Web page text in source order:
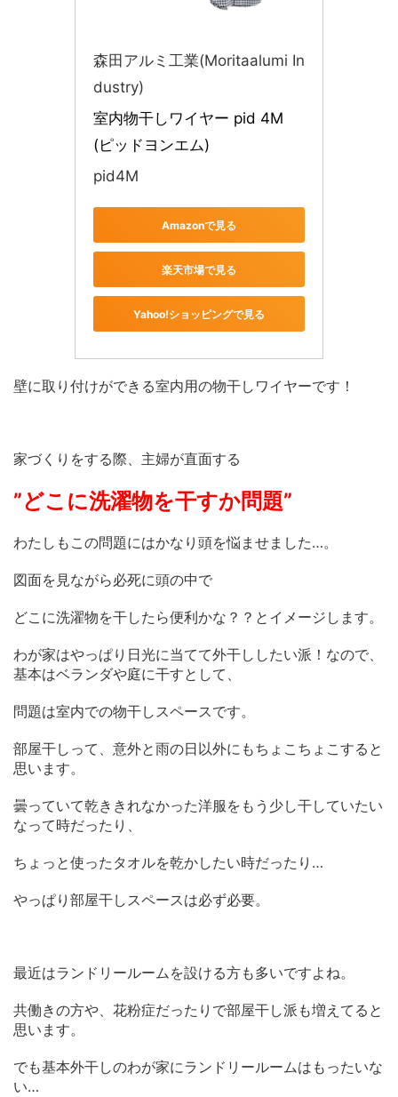
森田アルミ工業(Moritaalumi In
dustry)
室内物干しワイヤー pid 4M
(ピッドヨンエム)
pid4M
Amazonで見る
楽天市場で見る
Yahoo!ショッピングで見る
壁に取り付けができる室内用の物干しワイヤーです！
家づくりをする際、主婦が直面する
”どこに洗濯物を干すか問題”
わたしもこの問題にはかなり頭を悩ませました…。
図面を見ながら必死に頭の中で
どこに洗濯物を干したら便利かな？？とイメージします。
わが家はやっぱり日光に当てて外干ししたい派！なので、
基本はベランダや庭に干すとして、
問題は室内での物干しスペースです。
部屋干しって、意外と雨の日以外にもちょこちょこすると
思います。
曇っていて乾ききれなかった洋服をもう少し干していたい
なって時だったり、
ちょっと使ったタオルを乾かしたい時だったり…
やっぱり部屋干しスペースは必ず必要。
最近はランドリールームを設ける方も多いですよね。
共働きの方や、花粉症だったりで部屋干し派も増えてると
思います。
でも基本外干しのわが家にランドリールームはもったいな
い…